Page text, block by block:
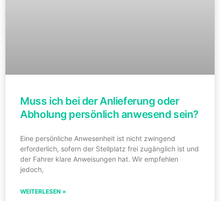
Muss ich bei der Anlieferung oder
Abholung persönlich anwesend sein?
Eine persönliche Anwesenheit ist nicht zwingend
erforderlich, sofern der Stellplatz frei zugänglich ist und
der Fahrer klare Anweisungen hat. Wir empfehlen
jedoch,
WEITERLESEN »